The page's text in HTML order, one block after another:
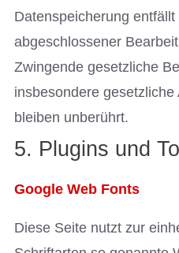
Datenspeicherung entfällt
abgeschlossener
Zwingende gesetzliche
insbesondere
bleiben unberührt.
5. Plugins und
Google Web Fonts
Diese Seite nutzt zur